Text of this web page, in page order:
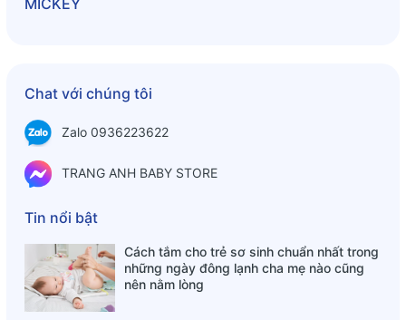
Chất béo: 0-0,11g
Carbohydrate: 10,1-10,3g
Muối: 0mg
MICKEY
Chat với chúng tôi
Zalo 0936223622
TRANG ANH BABY STORE
Tin nổi bật
Cách tắm cho trẻ sơ sinh chuẩn nhất trong
những ngày đông lạnh cha mẹ nào cũng
nên nằm lòng